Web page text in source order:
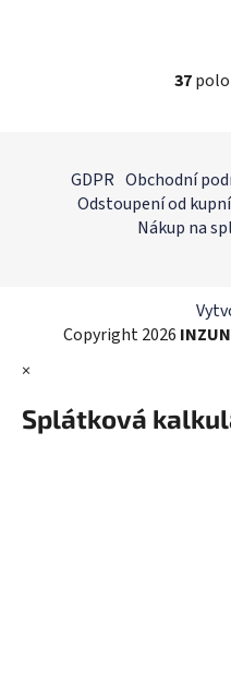
37
GDPR Obchodní
Odstoupení od
Nákup na
Copyright 2026 INZUN
×
Splátková